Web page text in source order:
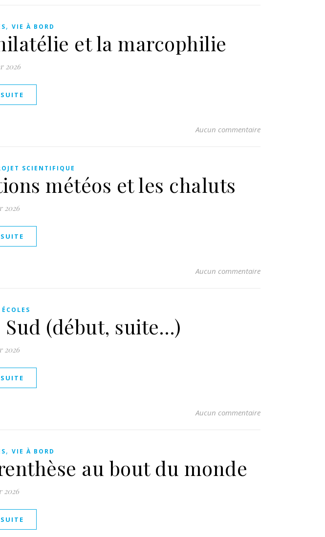
, VIE À BORD
et la marcophilie
2026
Aucun commentaire
SCIENTIFIQUE
météos et les chaluts
2026
Aucun commentaire
(début, suite…)
2026
Aucun commentaire
, VIE À BORD
au bout du monde
2026